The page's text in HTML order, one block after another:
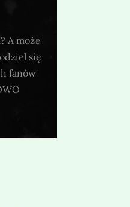
A może
się
fanów